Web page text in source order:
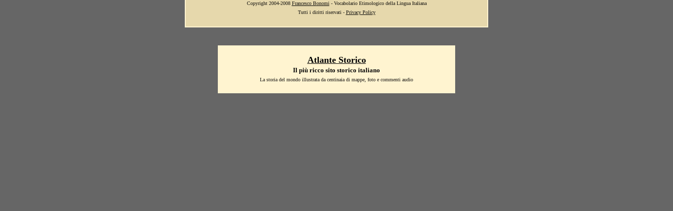
Copyright 2004-2008 Francesco Bonomi - Vocabolario Etimologico della Lingua Italiana
Tutti i diritti riservati - Privacy Policy
Atlante Storico
Il più ricco sito storico italiano
La storia del mondo illustrata da centinaia di mappe, foto e commenti audio